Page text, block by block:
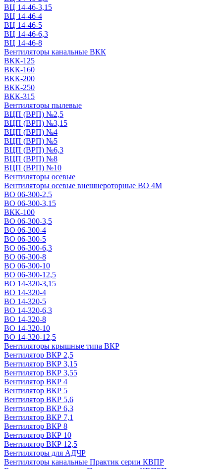
ВЦ 14-46-3,15
ВЦ 14-46-4
ВЦ 14-46-5
ВЦ 14-46-6,3
ВЦ 14-46-8
Вентиляторы канальные ВКК
ВКК-125
ВКК-160
ВКК-200
ВКК-250
ВКК-315
Вентиляторы пылевые
ВЦП (ВРП) №2,5
ВЦП (ВРП) №3,15
ВЦП (ВРП) №4
ВЦП (ВРП) №5
ВЦП (ВРП) №6,3
ВЦП (ВРП) №8
ВЦП (ВРП) №10
Вентиляторы осевые
Вентиляторы осевые внешнероторные ВО 4М
ВО 06-300-2,5
ВО 06-300-3,15
ВКК-100
ВО 06-300-3,5
ВО 06-300-4
ВО 06-300-5
ВО 06-300-6,3
ВО 06-300-8
ВО 06-300-10
ВО 06-300-12,5
ВО 14-320-3,15
ВО 14-320-4
ВО 14-320-5
ВО 14-320-6,3
ВО 14-320-8
ВО 14-320-10
ВО 14-320-12,5
Вентиляторы крышные типа ВКР
Вентилятор ВКР 2,5
Вентилятор ВКР 3,15
Вентилятор ВКР 3,55
Вентилятор ВКР 4
Вентилятор ВКР 5
Вентилятор ВКР 5,6
Вентилятор ВКР 6,3
Вентилятор ВКР 7,1
Вентилятор ВКР 8
Вентилятор ВКР 10
Вентилятор ВКР 12,5
Вентиляторы для АДЧР
Вентиляторы канальные Практик серии КВПР